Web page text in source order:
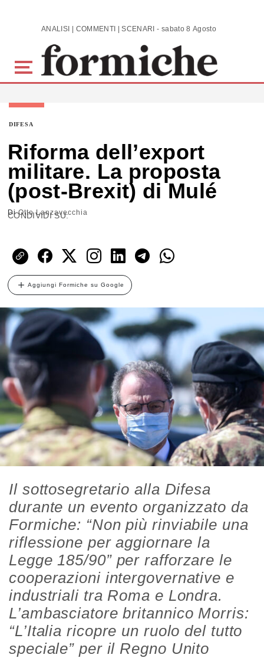
Skip to main content ANALISI | COMMENTI | SCENARI - sabato 8 Agosto 2026
DIFESA
Riforma dell’export
militare. La proposta
(post-Brexit) di Mulé
DiOtto Lanzavecchia
CONDIVIDI SU:
Aggiungi Formiche su Google
Il sottosegretario alla Difesa
durante un evento organizzato da
Formiche: “Non più rinviabile una
riflessione per aggiornare la
Legge 185/90” per rafforzare le
cooperazioni intergovernative e
industriali tra Roma e Londra.
L’ambasciatore britannico Morris:
“L’Italia ricopre un ruolo del tutto
speciale” per il Regno Unito